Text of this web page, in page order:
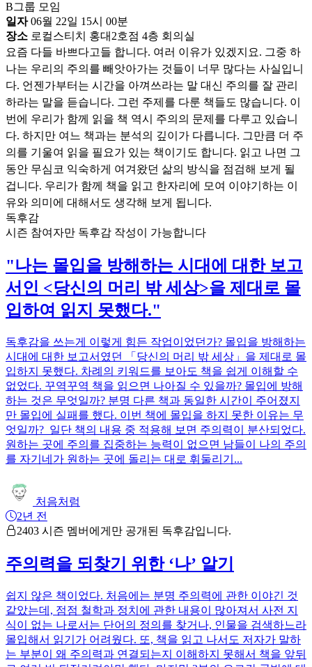
B그룹 모임
일자06월 22일 15시 00분
장소 로컬스티치 홍대2호점 4층 회의실
요즘 다들 바쁘다고들 합니다. 여러 이유가 있겠지요. 그중 하
나는 우리의 주의를 빼앗아가는 것들이 너무 많다는 사실입니
다. 언젠가부터는 시간을 아껴쓰라는 말 대신 주의를 잘 관리
하라는 말을 듣습니다. 그런 주제를 다룬 책들도 많습니다. 이
번에 우리가 함께 읽을 책 역시 주의의 문제를 다루고 있습니
다. 하지만 여느 책과는 분석의 깊이가 다릅니다. 그만큼 더 주
의를 기울여 읽을 필요가 있는 책이기도 합니다. 읽고 나면 그
동안 무심코 익숙하게 여겨왔던 삶의 방식을 점검해 보게 될
겁니다. 우리가 함께 책을 읽고 한자리에 모여 이야기하는 이
유와 의미에 대해서도 생각해 보게 됩니다.
독후감
시즌 참여자만 독후감 작성이 가능합니다
"나는 몰입을 방해하는 시대에 대한 보고
서인 <당신의 머리 밖 세상>을 제대로 몰
입하여 읽지 못했다."
독후감을 쓰는게 이렇게 힘든 작업이었던가? 몰입을 방해하는
시대에 대한 보고서였던 「당신의 머리 밖 세상」을 제대로 몰
입하지 못했다. 차례의 키워드를 보아도 책을 쉽게 이해할 수
없었다. 꾸역꾸역 책을 읽으면 나아질 수 있을까? 몰입에 방해
하는 것은 무엇일까? 분명 다른 책과 동일한 시간이 주어졌지
만 몰입에 실패를 했다. 이번 책에 몰입을 하지 못한 이유는 무
엇일까? 일단 책의 내용 중 적용해 보면 주의력이 분산되었다.
원하는 곳에 주의를 집중하는 능력이 없으면 남들이 나의 주의
를 자기네가 원하는 곳에 돌리는 대로 휘둘리기...
처음처럼
2년 전
2403 시즌 멤버에게만 공개된 독후감입니다.
주의력을 되찾기 위한 ‘나’ 알기
쉽지 않은 책이었다. 처음에는 분명 주의력에 관한 이야긴 것
같았는데, 점점 철학과 정치에 관한 내용이 많아져서 사전 지
식이 없는 나로서는 단어의 정의를 찾거나, 인물을 검색하느라
몰입해서 읽기가 어려웠다. 또, 책을 읽고 나서도 저자가 말하
는 부분이 왜 주의력과 연결되는지 이해하지 못해서 책을 앞뒤